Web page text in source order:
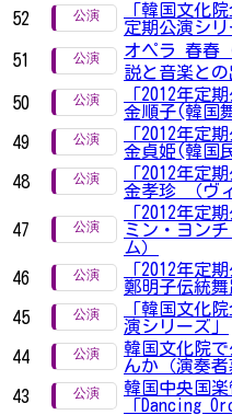
52
「韓国文化
定期公演シリ
51
オペラ 春春
説と音楽と
50
「2012年定
金順子(韓国
49
「2012年定
金貞姫(韓国
48
「2012年定
金孝珍 （ヴ
47
「2012年定
ミン・ヨン
ム）
46
「2012年定
鄭明子伝統
45
「韓国文化
演シリーズ」
44
韓国文化院
んか（演奏者
43
韓国中央国
「Dancing